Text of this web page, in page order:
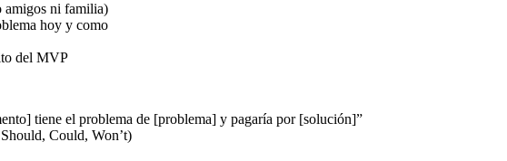
amigos ni familia)
hoy y como
del MVP
tiene el problema de [problema] y pagaría por [solución]”
Could, Won’t)